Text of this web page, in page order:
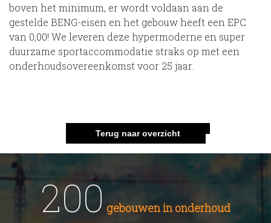
boven het minimum, er wordt voldaan aan de
gestelde BENG-eisen en het gebouw heeft een EPC
van 0,00! We leveren deze hypermoderne en super
duurzame sportaccommodatie straks op met een
onderhoudsovereenkomst voor 25 jaar.
Terug naar overzicht
200 gebouwen in onderhoud